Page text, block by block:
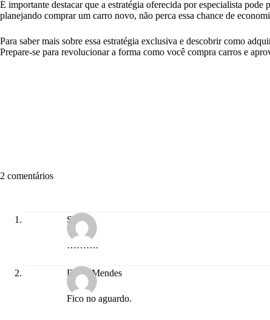
É importante destacar que a estratégia oferecida por especialista
planejando comprar um carro novo, não perca essa chance de
Para saber mais sobre essa estratégia exclusiva e descobrir como
Prepare-se para revolucionar a forma como você compra carros e
2 comentários
Siene
……….
Daisy Mendes
Fico no aguardo.